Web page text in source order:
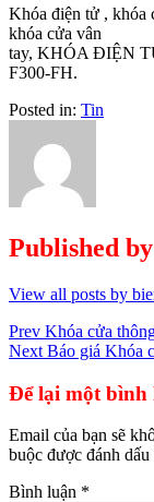
Khóa điện tử , khóa
khóa cửa vân
tay, KHÓA ĐIỆN
F300-FH.
Posted in: Tin
Published by
View all posts by
Điều
hướng
bài
viết
Prev Khóa cửa
Next Báo giá Khóa
Để lại một bình
Email của bạn sẽ
buộc được đánh dấu
Bình luận *